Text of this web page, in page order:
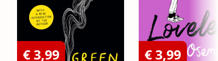
€ 3,99 € 3,99